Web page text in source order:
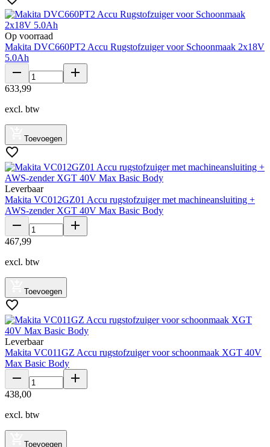
Op voorraad
Makita DVC660PT2 Accu Rugstofzuiger voor Schoonmaak 2x18V
5.0Ah
633,99
excl. btw
Toevoegen
Leverbaar
Makita VC012GZ01 Accu rugstofzuiger met machineansluiting +
AWS-zender XGT 40V Max Basic Body
467,99
excl. btw
Toevoegen
Leverbaar
Makita VC011GZ Accu rugstofzuiger voor schoonmaak XGT 40V
Max Basic Body
438,00
excl. btw
Toevoegen